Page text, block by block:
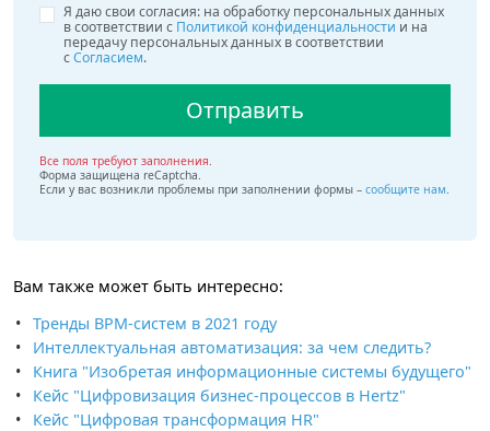
Я даю свои согласия: на обработку персональных данных
в соответствии с Политикой конфиденциальности и на
передачу персональных данных в соответствии
сСогласием.
Отправить
Все поля требуют заполнения.
Форма защищена reCaptcha.
Если у вас возникли проблемы при заполнении формы – сообщите нам
Вам также может быть интересно:
Тренды BPM-систем в 2021 году
Интеллектуальная автоматизация: за чем следить?
Книга "Изобретая информационные системы будущего"
Кейс "Цифровизация бизнес-процессов в Hertz"
Кейс "Цифровая трансформация HR"